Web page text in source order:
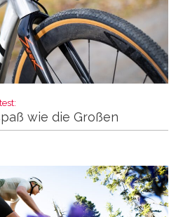
wie die Großen